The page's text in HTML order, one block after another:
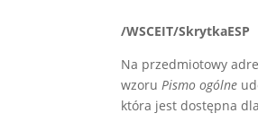
/WSCEIT/SkrytkaESP
Na przedmiotowy
wzoruPismo ogólne
która jest dostępna